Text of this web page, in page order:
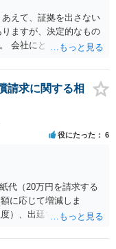
主代表訴訟を提起する
できる責任は，あなた
責任）の範囲に留まり
できません。 実際上問
最終的には訴訟を提起
えて、証拠を出さない
ますが、決定的なもの
会社にとっても負担で
るので、一般の方が思
請求に関する相
役にたった 6
代（20万円を請求する
に応じて増減しま
）、出廷する際の交通
。 弁護士に委任する場